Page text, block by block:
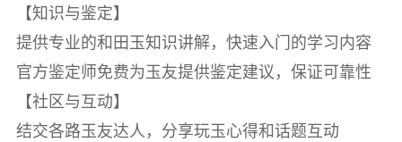
【知识与鉴定】
提供专业的和田玉知识讲解，快速入门的学习内容
官方鉴定师免费为玉友提供鉴定建议，保证可靠性
【社区与互动】
结交各路玉友达人，分享玩玉心得和话题互动